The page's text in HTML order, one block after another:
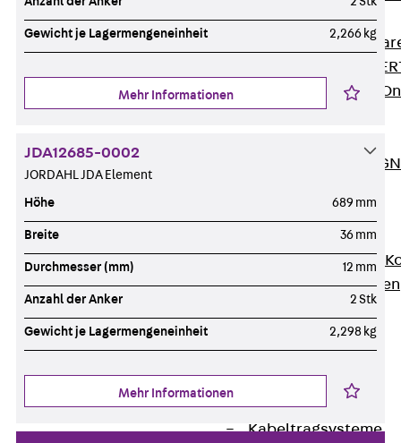
Software
Zurück
JORDAHL®
JORDAHL® JVB
FERBOX®-
Services
Beratung, Planung,
Individuelle Lösungen
Ausbau
Produkte
Zurück Produkte
Kabeltragsysteme
Gewicht je Lagermengeneinheit 2,266 kg
Mehr Informationen
JDA12685-0002
JORDAHL JDA Element
Höhe 689 mm
Breite 36 mm
Durchmesser (mm) 12 mm
Anzahl der Anker 2 Stk
Gewicht je Lagermengeneinheit 2,298 kg
Mehr Informationen